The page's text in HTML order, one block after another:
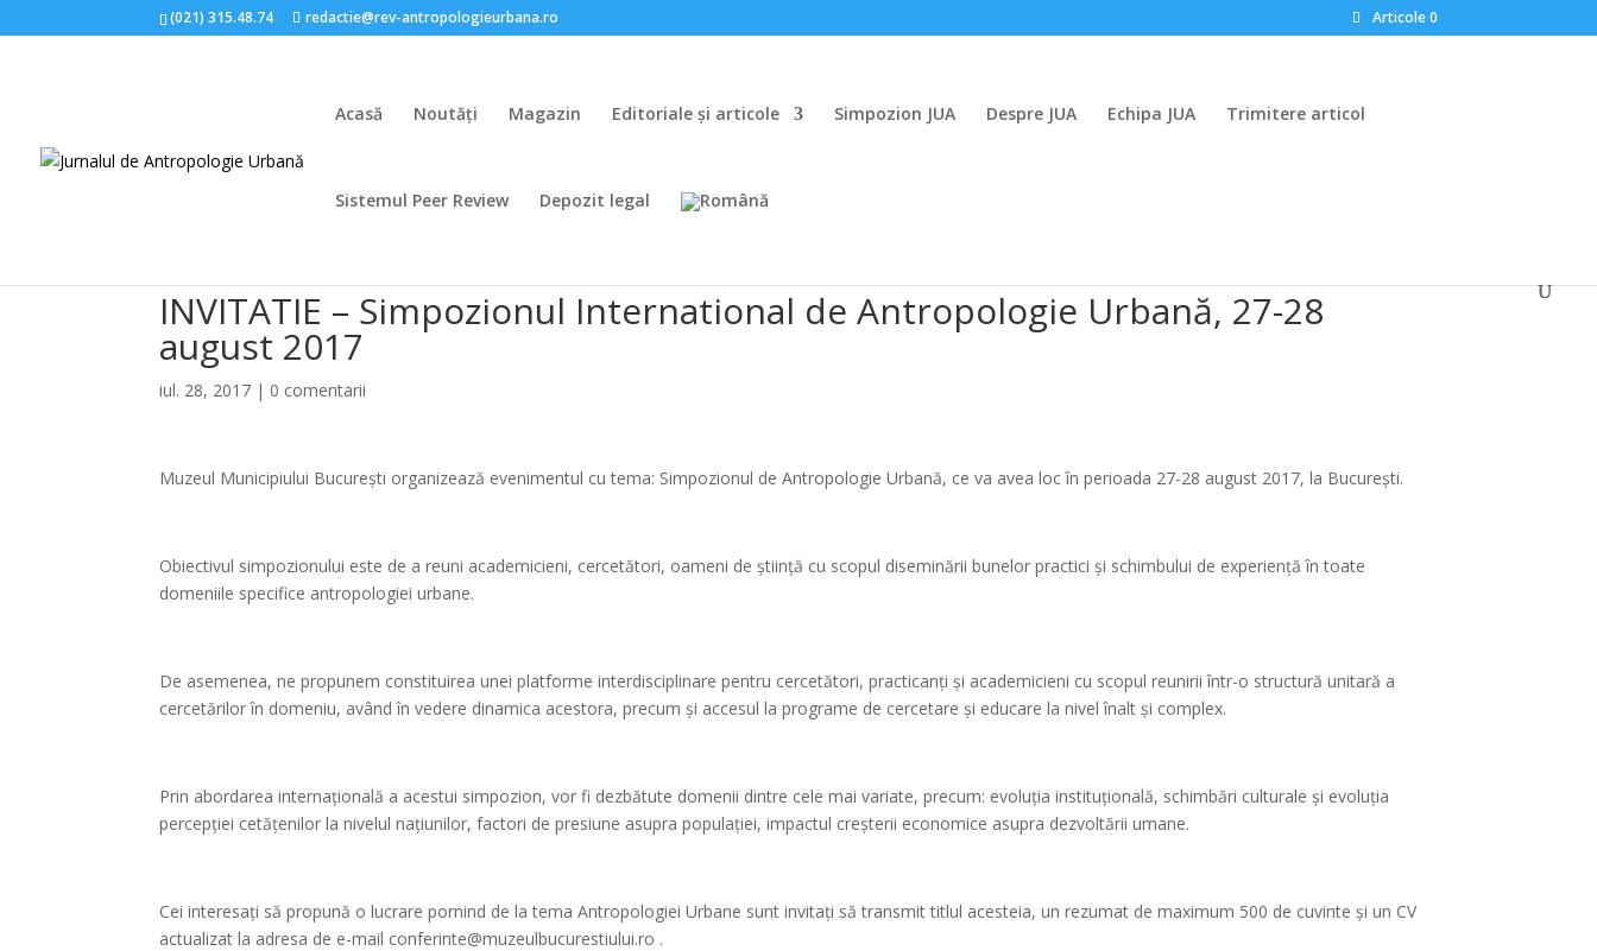
(021) 315.48.74 redactie@rev-antropologieurbana.ro Articole 0
Acasă Noutăți Magazin Editoriale și articole Simpozion JUA Despre JUA Echipa JUA Trimitere articol
Sistemul Peer Review Depozit legal
INVITATIE – Simpozionul International de Antropologie Urbană, 27-28
august 2017
iul. 28, 2017 | 0 comentarii
Muzeul Municipiului București organizează evenimentul cu tema: Simpozionul de Antropologie Urbană, ce va avea loc în perioada 27-28 august 2017, la București.
Obiectivul simpozionului este de a reuni academicieni, cercetători, oameni de știință cu scopul diseminării bunelor practici și schimbului de experiență în toate
domeniile specifice antropologiei urbane.
De asemenea, ne propunem constituirea unei platforme interdisciplinare pentru cercetători, practicanți și academicieni cu scopul reunirii într-o structură unitară a
cercetărilor în domeniu, având în vedere dinamica acestora, precum și accesul la programe de cercetare și educare la nivel înalt și complex.
Prin abordarea internațională a acestui simpozion, vor fi dezbătute domenii dintre cele mai variate, precum: evoluția instituțională, schimbări culturale și evoluția
percepției cetățenilor la nivelul națiunilor, factori de presiune asupra populației, impactul creșterii economice asupra dezvoltării umane.
Cei interesați să propună o lucrare pornind de la tema Antropologiei Urbane sunt invitați să transmit titlul acesteia, un rezumat de maximum 500 de cuvinte și un CV
actualizat la adresa de e-mail conferinte@muzeulbucurestiului.ro .